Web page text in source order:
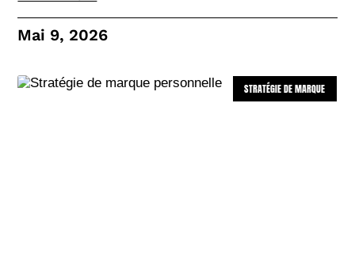
Mai 9, 2026
STRATÉGIE DE MARQUE